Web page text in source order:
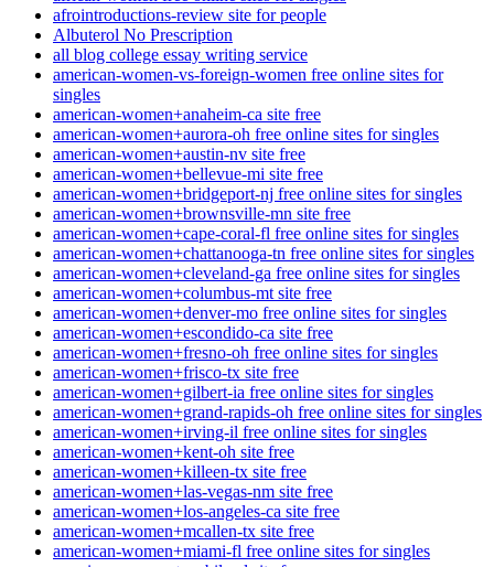
afrointroductions-review site for people
Albuterol No Prescription
all blog college essay writing service
american-women-vs-foreign-women free online sites for
singles
american-women+anaheim-ca site free
american-women+aurora-oh free online sites for singles
american-women+austin-nv site free
american-women+bellevue-mi site free
american-women+bridgeport-nj free online sites for singles
american-women+brownsville-mn site free
american-women+cape-coral-fl free online sites for singles
american-women+chattanooga-tn free online sites for singles
american-women+cleveland-ga free online sites for singles
american-women+columbus-mt site free
american-women+denver-mo free online sites for singles
american-women+escondido-ca site free
american-women+fresno-oh free online sites for singles
american-women+frisco-tx site free
american-women+gilbert-ia free online sites for singles
american-women+grand-rapids-oh free online sites for singles
american-women+irving-il free online sites for singles
american-women+kent-oh site free
american-women+killeen-tx site free
american-women+las-vegas-nm site free
american-women+los-angeles-ca site free
american-women+mcallen-tx site free
american-women+miami-fl free online sites for singles